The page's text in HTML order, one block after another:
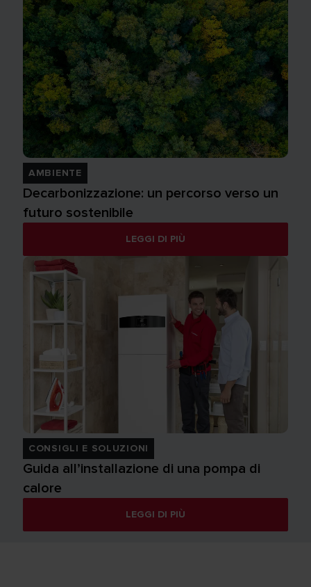
AMBIENTE
Decarbonizzazione: un percorso verso un
futuro sostenibile
LEGGI DI PIÙ
CONSIGLI E SOLUZIONI
Guida all’installazione di una pompa di
calore
LEGGI DI PIÙ